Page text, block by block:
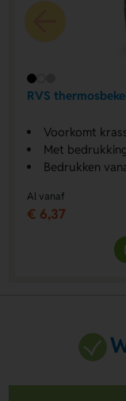
RVS
Voorkomt
Met
Bedrukken
Al vanaf
€ 6,37